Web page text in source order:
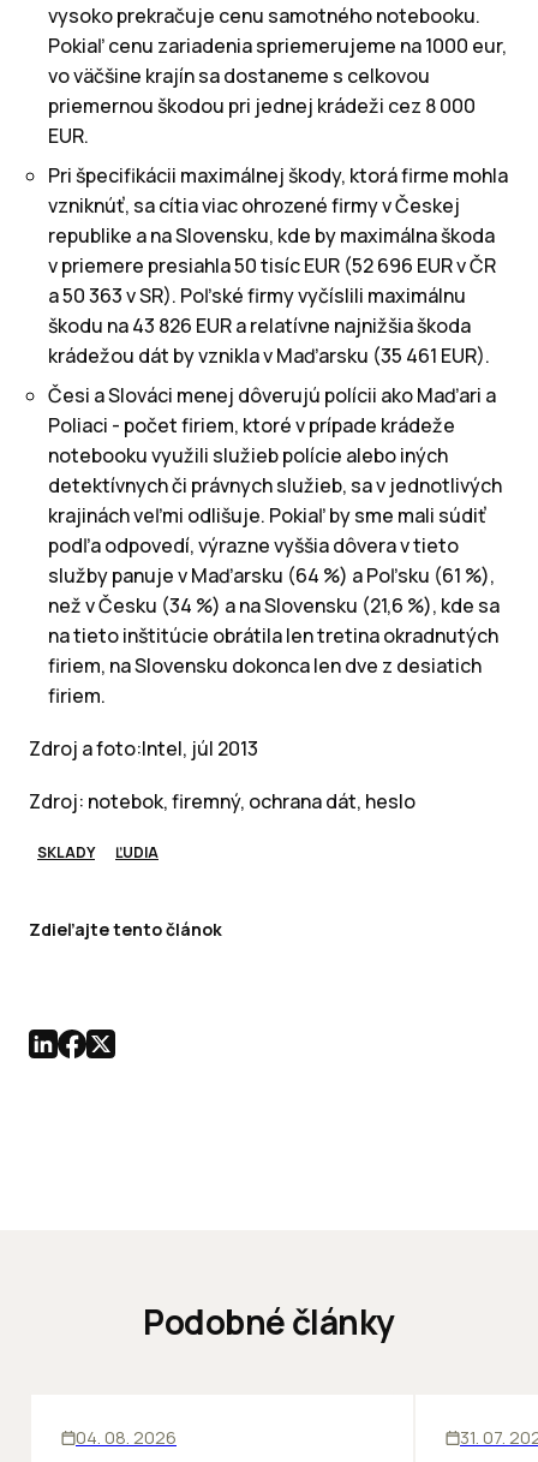
vysoko prekračuje cenu samotného notebooku.
Pokiaľ cenu zariadenia spriemerujeme na 1000 eur,
vo väčšine krajín sa dostaneme s celkovou
priemernou škodou pri jednej krádeži cez 8 000
EUR.
Pri špecifikácii maximálnej škody, ktorá firme mohla
vzniknúť, sa cítia viac ohrozené firmy v Českej
republike a na Slovensku, kde by maximálna škoda
v priemere presiahla 50 tisíc EUR (52 696 EUR v ČR
a 50 363 v SR). Poľské firmy vyčíslili maximálnu
škodu na 43 826 EUR a relatívne najnižšia škoda
krádežou dát by vznikla v Maďarsku (35 461 EUR).
Česi a Slováci menej dôverujú polícii ako Maďari a
Poliaci - počet firiem, ktoré v prípade krádeže
notebooku využili služieb polície alebo iných
detektívnych či právnych služieb, sa v jednotlivých
krajinách veľmi odlišuje. Pokiaľ by sme mali súdiť
podľa odpovedí, výrazne vyššia dôvera v tieto
služby panuje v Maďarsku (64 %) a Poľsku (61 %),
než v Česku (34 %) a na Slovensku (21,6 %), kde sa
na tieto inštitúcie obrátila len tretina okradnutých
firiem, na Slovensku dokonca len dve z desiatich
firiem.
Zdroj a foto:Intel, júl 2013
Zdroj: notebok, firemný, ochrana dát, heslo
SKLADY ĽUDIA
Zdieľajte tento článok
Podobné články
04. 08. 2026 31. 07.